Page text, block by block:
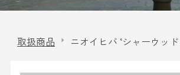
取扱商品 ニオイヒバ ‘シャーウッ